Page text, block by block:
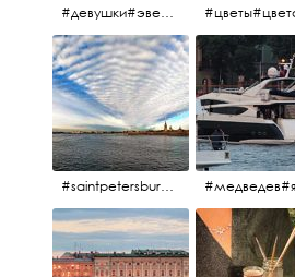
#девушки#эверласт#everlast#finland#southfinland#helsinki
#saintpetersburg #санктпетербург#нева#троицкиймост#питерскоеутро#петропавловскаякрепость